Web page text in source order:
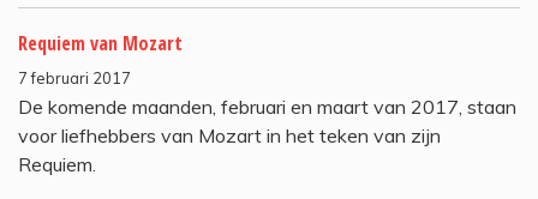
Requiem van Mozart
7 februari 2017
De komende maanden, februari en maart van 2017, staan
voor liefhebbers van Mozart in het teken van zijn
Requiem.